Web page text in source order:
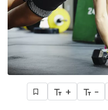
+ -